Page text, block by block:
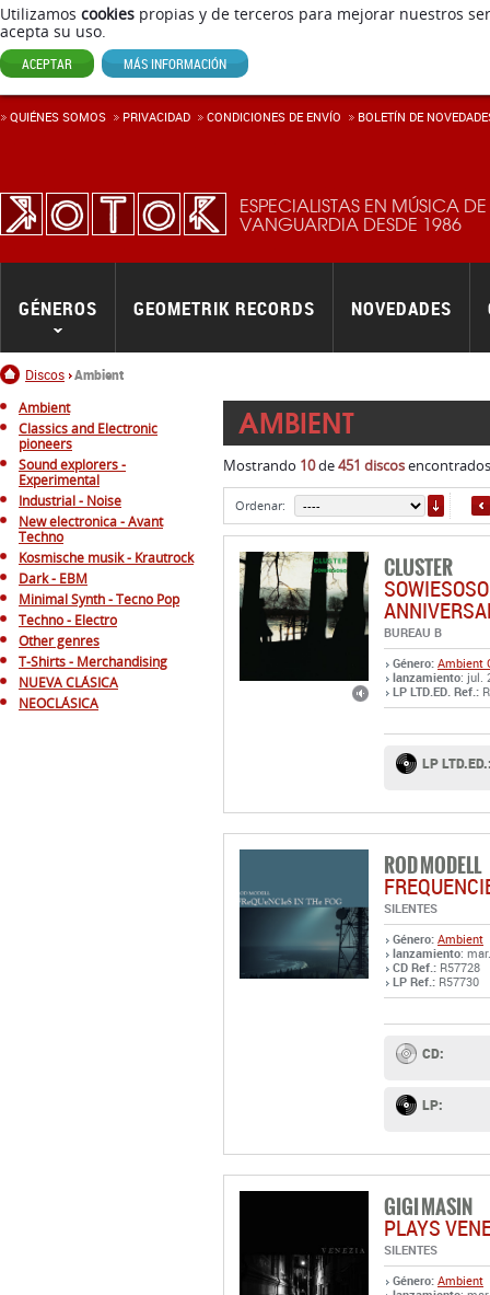
Utilizamos cookies propias y de terceros para mejorar nuestros
acepta su uso.
ACEPTAR MÁS INFORMACIÓN
ESPECIALISTAS EN MÚSICA DE
VANGUARDIA DESDE 1986
Inicio
Discos Ambient
GÉNEROS GEOMETRIK RECORDS NOVEDADES
QUIÉNES SOMOS PRIVACIDAD CONDICIONES DE ENVÍ­O BOLETÍN DE
Ambient
Classics and Electronic
pioneers
Sound explorers -
Experimental
Industrial - Noise
New electronica - Avant
Techno
Kosmische musik - Krautrock
Dark - EBM
Minimal Synth - Tecno Pop
Techno - Electro
Other genres
T-Shirts - Merchandising
NUEVA CLÁSICA
NEOCLÁSICA
AMBIENT
Mostrando 10de451 discos
Ordenar:
CLUSTER
BUREAU B
Género: Ambient
lanzamiento: jul.
LP LTD.ED. Ref.:
LP
ROD MODELL
SILENTES
Género: Ambient
lanzamiento:
CD Ref.: R57728
LP Ref.: R57730
CD:
LP:
GIGI MASIN
PLAYS
SILENTES
Género: Ambient